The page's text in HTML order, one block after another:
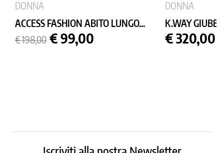
DONNA
ACCESS FASHION ABITO LUNGO...
Prezzo
base
€ 198,00 Prezzo
€ 99,00
DONNA
K.WAY
Prezzo
€ 320,00